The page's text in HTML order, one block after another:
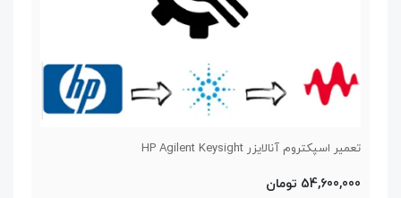
تعمیر اسپکتروم آنالایزر HP Agilent Keysight
54,600,000 تومان